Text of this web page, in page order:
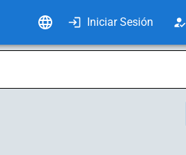
Iniciar Sesión